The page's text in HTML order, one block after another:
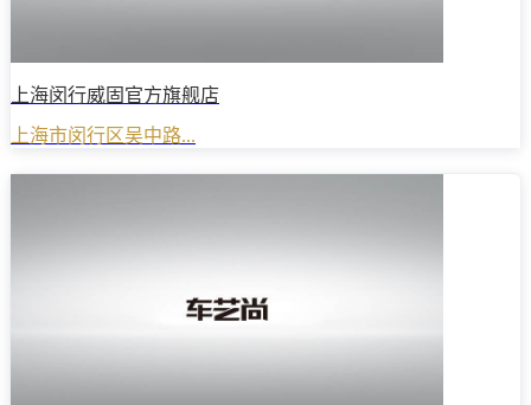
上海闵行威固官方旗舰店
上海市闵行区吴中路...